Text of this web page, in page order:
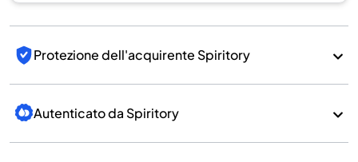
Protezione dell'acquirente Spiritory
Autenticato da Spiritory